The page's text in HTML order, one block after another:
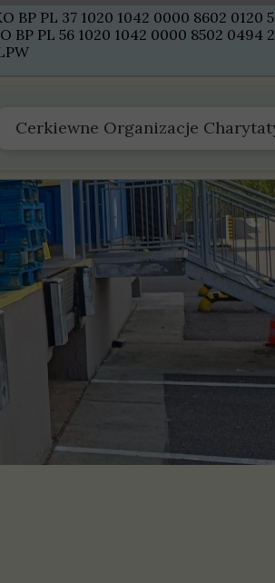
BP PL 37 1020 1042 0000 8602 0120
BP PL 56 1020 1042 0000 8502 0494
Cerkiewne Organizacje